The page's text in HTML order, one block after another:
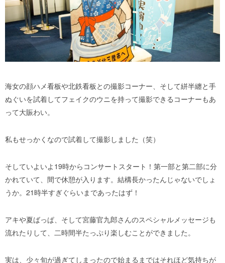
海女の顔ハメ看板や北鉄看板との撮影コーナー、そして絣半纏と手
ぬぐいを試着してフェイクのウニを持って撮影できるコーナーもあ
って大賑わい。
私もせっかくなので試着して撮影しました（笑）
そしていよいよ19時からコンサートスタート！第一部と第二部に分
かれていて、間で休憩が入ります。結構長かったんじゃないでしょ
うか。21時半すぎぐらいまであったはず！
アキや夏ばっぱ、そして宮藤官九郎さんのスペシャルメッセージも
流れたりして、二時間半たっぷり楽しむことができました。
実は、少々旬が過ぎてしまったので始まるまではそれほど気持ちが